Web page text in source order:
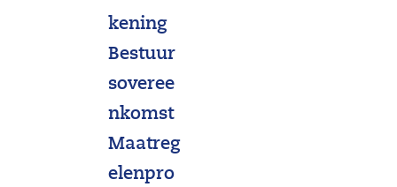
kening
Bestuur
soveree
nkomst
Maatreg
elenpro